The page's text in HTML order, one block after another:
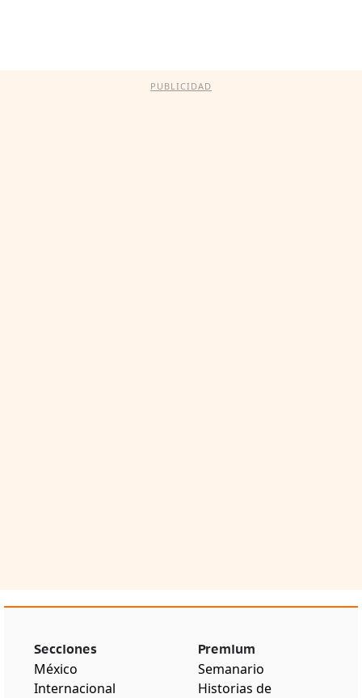
PUBLICIDAD
Secciones
México
Internacional
Premium
Semanario
Historias de